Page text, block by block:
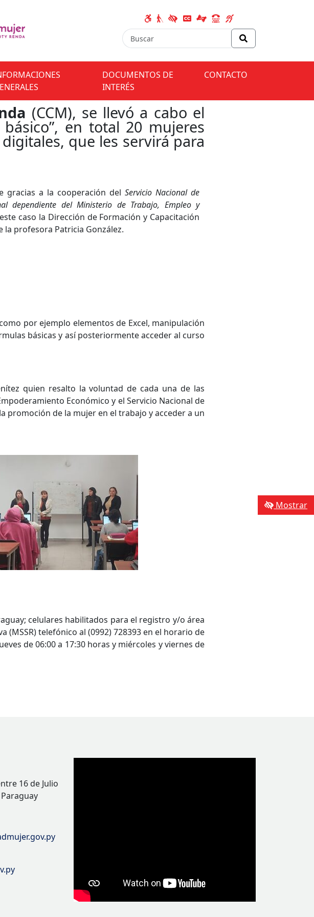
DOCUMENTOS DE
INTERÉS
CONTACTO
Mostrar
(CCM), se llevó a cabo el
en total 20 mujeres
que les servirá para
gracias a la cooperación del Servicio Nacional de
dependiente del Ministerio de Trabajo, Empleo y
caso la Dirección de Formación y Capacitación
la profesora Patricia González.
por ejemplo elementos de Excel, manipulación
básicas y así posteriormente acceder al curso
quien resalto la voluntad de cada una de las
Económico y el Servicio Nacional de
promoción de la mujer en el trabajo y acceder a un
celulares habilitados para el registro y/o área
telefónico al (0992) 728393 en el horario de
de 06:00 a 17:30 horas y miércoles y viernes de
16 de Julio